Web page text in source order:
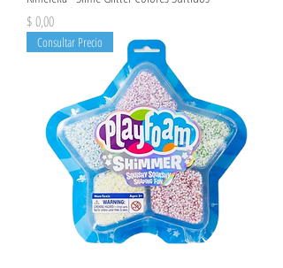
Precio
$ 0,00
Consultar Precio